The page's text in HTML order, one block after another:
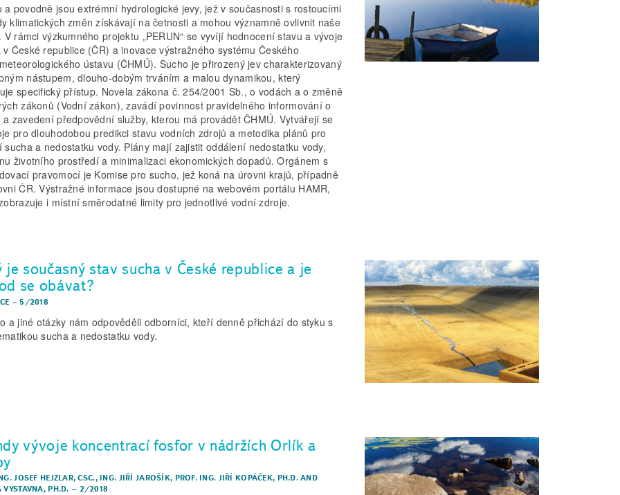
a povodně jsou extrémní hydrologické jevy, jež v současnosti s rostoucími
klimatických změn získávají na četnosti a mohou významně ovlivnit naše
V rámci výzkumného projektu „PERUN“ se vyvíjí hodnocení stavu a vývoje
v České republice (ČR) a inovace výstražného systému Českého
ústavu (ČHMÚ). Sucho je přirozený jev charakterizovaný
nástupem, dlouho-dobým trváním a malou dynamikou, který
specifický přístup. Novela zákona č. 254/2001 Sb., o vodách a o změně
zákonů (Vodní zákon), zavádí povinnost pravidelného informování o
a zavedení předpovědní služby, kterou má provádět ČHMÚ. Vytvářejí se
pro dlouhodobou predikci stavu vodních zdrojů a metodika plánů pro
sucha a nedostatku vody. Plány mají zajistit oddálení nedostatku vody,
životního prostředí a minimalizaci ekonomických dopadů. Orgánem s
pravomocí je Komise pro sucho, jež koná na úrovni krajů, případně
ČR. Výstražné informace jsou dostupné na webovém portálu HAMR,
i místní směrodatné limity pro jednotlivé vodní zdroje.
je současný stav sucha v České republice a je
se obávat?
–5/2018
a jiné otázky nám odpověděli odborníci, kteří denně přichází do styku s
sucha a nedostatku vody.
vývoje koncentrací fosfor v nádržích Orlík a
JOSEF HEJZLAR, CSC., ING. JIŘÍ JAROŠÍK, PROF. ING. JIŘÍ KOPÁČEK, PH.D.AND
VYSTAVNA, PH.D. – 2/2018